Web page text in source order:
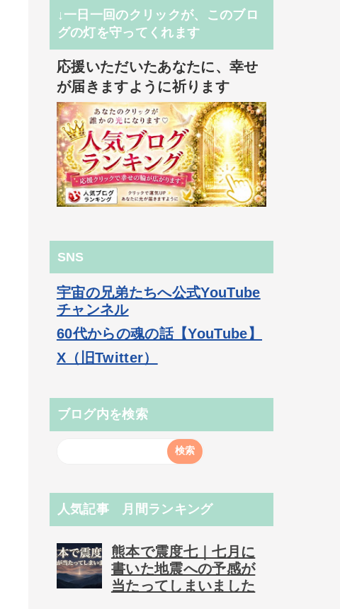
↓一日一回のクリックが、このブロ
グの灯を守ってくれます
応援いただいたあなたに、幸せ
が届きますように祈ります
SNS
宇宙の兄弟たちへ公式YouTube
チャンネル
60代からの魂の話【YouTube】
X（旧Twitter）
ブログ内を検索
人気記事 月間ランキング
熊本で震度七｜七月に
書いた地震への予感が
当たってしまいました